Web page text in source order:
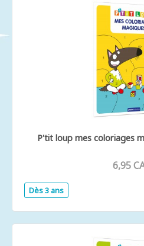
P'tit loup mes coloriages
6,95
Dès 3 ans